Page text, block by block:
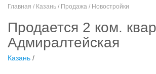
Главная / Казань / Продажа / Новостройки
Продается 2 ком.
Адмиралтейская
Казань /